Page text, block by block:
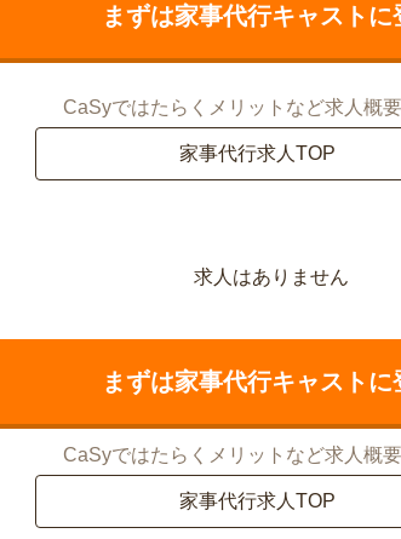
まずは家事代行キャストに
CaSyではたらくメリットなど求人概
家事代行求人TOP
求人はありません
まずは家事代行キャストに
CaSyではたらくメリットなど求人概
家事代行求人TOP